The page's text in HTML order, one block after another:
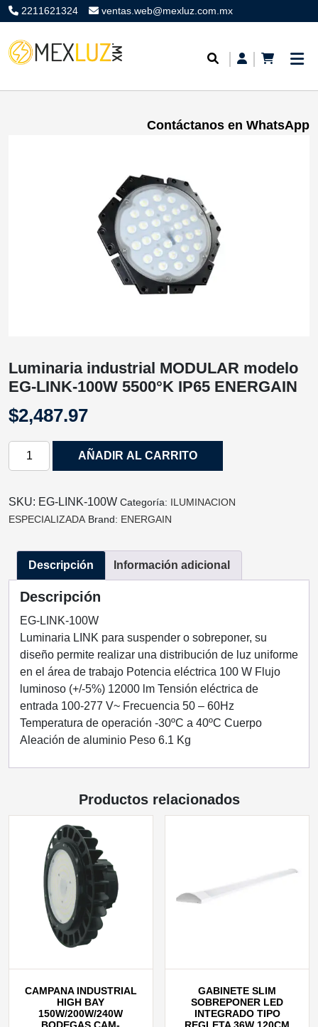
2211621324 ventas.web@mexluz.com.mx
Contáctanos en WhatsApp
Luminaria industrial MODULAR modelo
EG-LINK-100W 5500°K IP65 ENERGAIN
$2,487.97
Luminaria
modelo
EG-
100W
5500°K
IP65
ENERGAIN
cantidad
AÑADIR AL CARRITO
SKU: EG-LINK-100W Categoría: ILUMINACION
ESPECIALIZADA Brand: ENERGAIN
Descripción Información adicional
Descripción
EG-LINK-100W
Luminaria LINK para suspender o sobreponer, su
diseño permite realizar una distribución de luz uniforme
en el área de trabajo Potencia eléctrica 100 W Flujo
luminoso (+/-5%) 12000 lm Tensión eléctrica de
entrada 100-277 V~ Frecuencia 50 – 60Hz
Temperatura de operación -30ºC a 40ºC Cuerpo
Aleación de aluminio Peso 6.1 Kg
Productos relacionados
CAMPANA INDUSTRIAL
HIGH BAY
150W/200W/240W
BODEGAS CAM-
GABINETE SLIM
SOBREPONER LED
INTEGRADO TIPO
REGLETA 36W 120CM